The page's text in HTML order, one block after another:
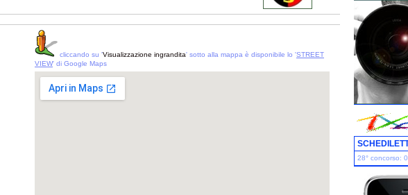
cliccando su 'Visualizzazione ingrandita' sotto alla mappa è disponibile lo 'STREET
VIEW' di Google Maps
28° concorso: